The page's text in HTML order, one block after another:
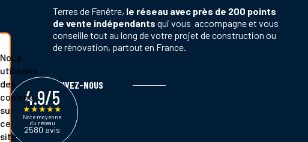
Terres de Fenêtre, le réseau avec près de 200 points
de vente indépendants qui vous accompagne et vous
conseille tout au long de votre projet de construction ou
de rénovation, partout en France.
SUIVEZ-NOUS
4.9/5
★★★★★
Note moyenne
du réseau
2580 avis
Nous
utilisons
des
cookies
sur
ce
site